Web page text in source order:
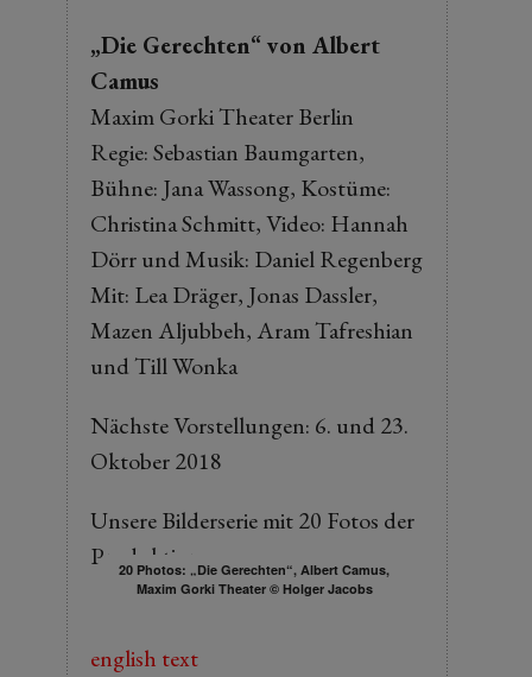
„Die Gerechten“ von Albert
Camus
Maxim Gorki Theater Berlin
Regie: Sebastian Baumgarten,
Bühne: Jana Wassong, Kostüme:
Christina Schmitt, Video: Hannah
Dörr und Musik: Daniel Regenberg
Mit: Lea Dräger, Jonas Dassler,
Mazen Aljubbeh, Aram Tafreshian
und Till Wonka
Nächste Vorstellungen: 6. und 23.
Oktober 2018
Unsere Bilderserie mit 20 Fotos der
Produktion:
20 Photos: „Die Gerechten“, Albert Camus,
Maxim Gorki Theater © Holger Jacobs
english text